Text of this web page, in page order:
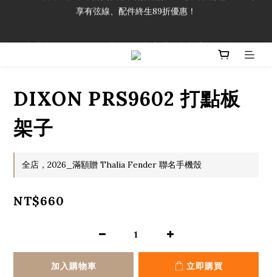
「一生弦命！」單筆購買弦線、配件滿$999（不含運費），即可
享有弦線、配件終生89折優惠！
享有弦線、配件終生89折優惠！
DIXON PRS9602 打點板
架子
全店，2026_滿額贈 Thalia Fender 聯名手機殼
NT$660
加入購物車 立即購買